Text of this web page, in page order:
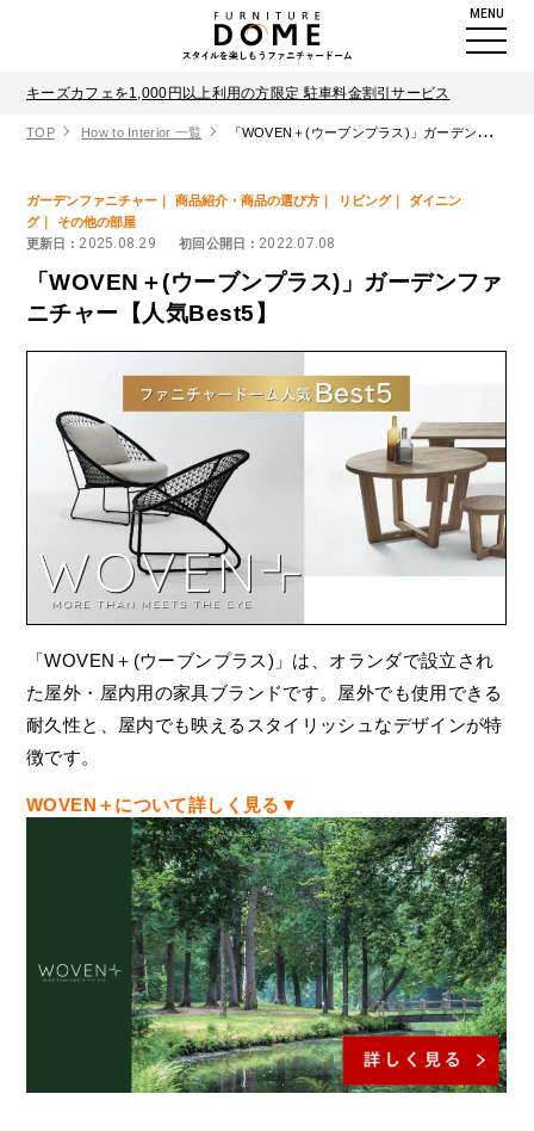
MENU
キーズカフェを1,000円以上利用の方限定 駐車料金割引サービス
TOP How to Interior 一覧 「WOVEN＋(ウーブンプラス)」ガーデンファニチャー【人気Best5】
ガーデンファニチャー 商品紹介・商品の選び方 リビング
ダイニン
グ
その他の部屋
更新日 : 2025.08.29 初回公開日 : 2022.07.08
「WOVEN＋(ウーブンプラス)」ガーデンファ
ニチャー【人気Best5】
「WOVEN＋(ウーブンプラス)」は、オランダで設立され
た屋外・屋内用の家具ブランドです。屋外でも使用できる
耐久性と、屋内でも映えるスタイリッシュなデザインが特
徴です。
WOVEN＋について詳しく見る▼